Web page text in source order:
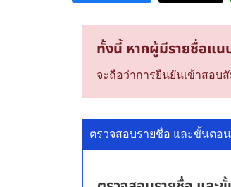
ทั้งนี้ หากผู้มีรายชื่อแน
จะถือว่าการยืนยันเข้าสอ
ตรวจสอบรายชื่อ และขั้นตอ